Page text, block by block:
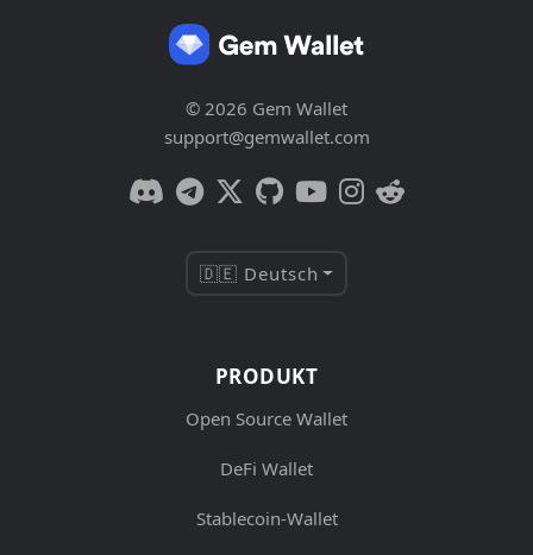
© 2026 Gem Wallet
support@gemwallet.com
🇩🇪 Deutsch
PRODUKT
Open Source Wallet
DeFi Wallet
Stablecoin-Wallet